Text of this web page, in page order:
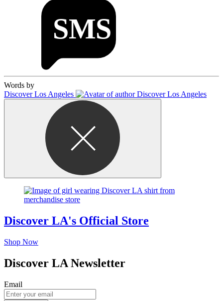
Words by
Discover Los Angeles
Discover LA's Official Store
Shop Now
Discover LA Newsletter
Email